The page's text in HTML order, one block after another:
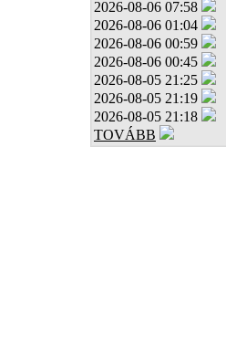
2026-08-06 07:58
2026-08-06 01:04
2026-08-06 00:59
2026-08-06 00:45
2026-08-05 21:25
2026-08-05 21:19
2026-08-05 21:18
TOVÁBB